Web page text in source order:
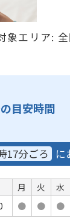
象エリア:
目安時間
17分ごろ に
月 火 水
● ● ●